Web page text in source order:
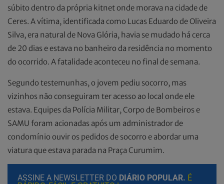
súbito dentro da própria kitnet onde morava na cidade de
Ceres. A vítima, identificada como Lucas Eduardo de Oliveira
Silva, era natural de Nova Glória, havia se mudado há cerca
de 20 dias e estava no banheiro da residência no momento
do ocorrido. A fatalidade aconteceu no final de semana.
Segundo testemunhas, o jovem pediu socorro, mas
vizinhos não conseguiram ter acesso ao local onde ele
estava. Equipes da Polícia Militar, Corpo de Bombeiros e
SAMU foram acionadas após um administrador de
condomínio ouvir os pedidos de socorro e abordar uma
viatura que estava parada na Praça Curumim.
ASSINE A NEWSLETTER DO DIÁRIO POPULAR. É